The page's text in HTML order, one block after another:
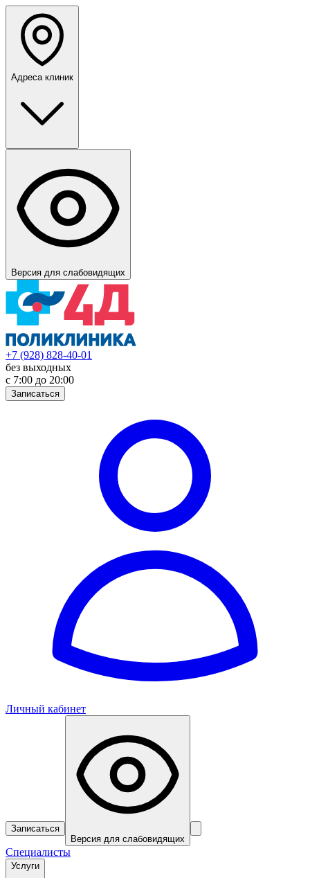
Адреса клиник
Версия для слабовидящих
+7 (928) 828-40-01
без выходных
с 7:00 до 20:00
Записаться
Личный кабинет
Записаться
Версия для слабовидящих
Специалисты
Услуги